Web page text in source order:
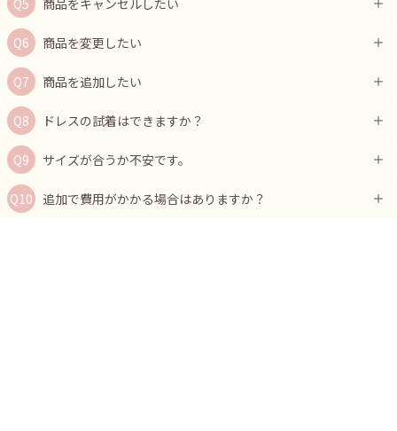
商品をキャンセルしたい
商品を変更したい
商品を追加したい
ドレスの試着はできますか？
サイズが合うか不安です。
追加で費用がかかる場合はありますか？